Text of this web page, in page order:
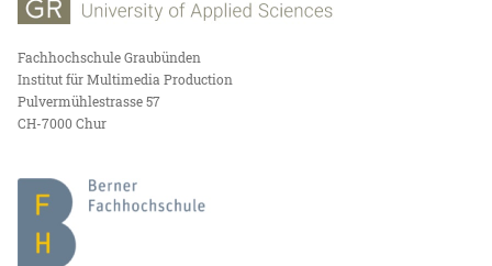
Fachhochschule Graubünden
Institut für Multimedia Production
Pulvermühlestrasse 57
CH-7000 Chur